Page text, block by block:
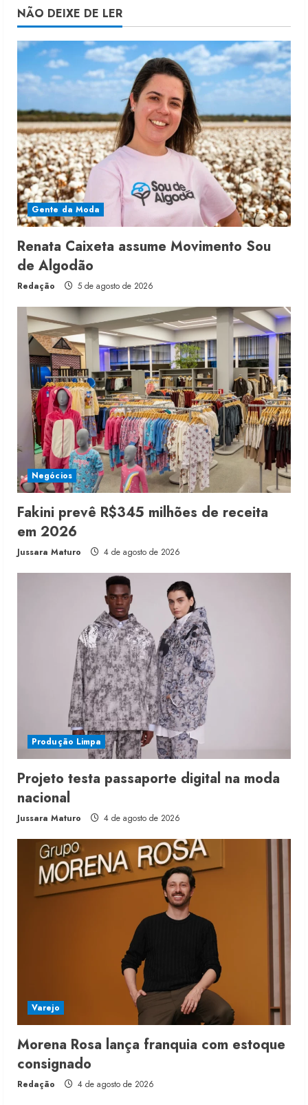
NÃO DEIXE DE LER
Gente da Moda
Renata Caixeta assume Movimento Sou
de Algodão
Redação 5 de agosto de 2026
Negócios
Fakini prevê R$345 milhões de receita
em 2026
Jussara Maturo 4 de agosto de 2026
Produção Limpa
Projeto testa passaporte digital na moda
nacional
Jussara Maturo 4 de agosto de 2026
Varejo
Morena Rosa lança franquia com estoque
consignado
Redação 4 de agosto de 2026